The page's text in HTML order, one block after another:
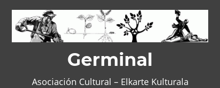
content
Germinal
Asociación Cultural – Elkarte Kulturala